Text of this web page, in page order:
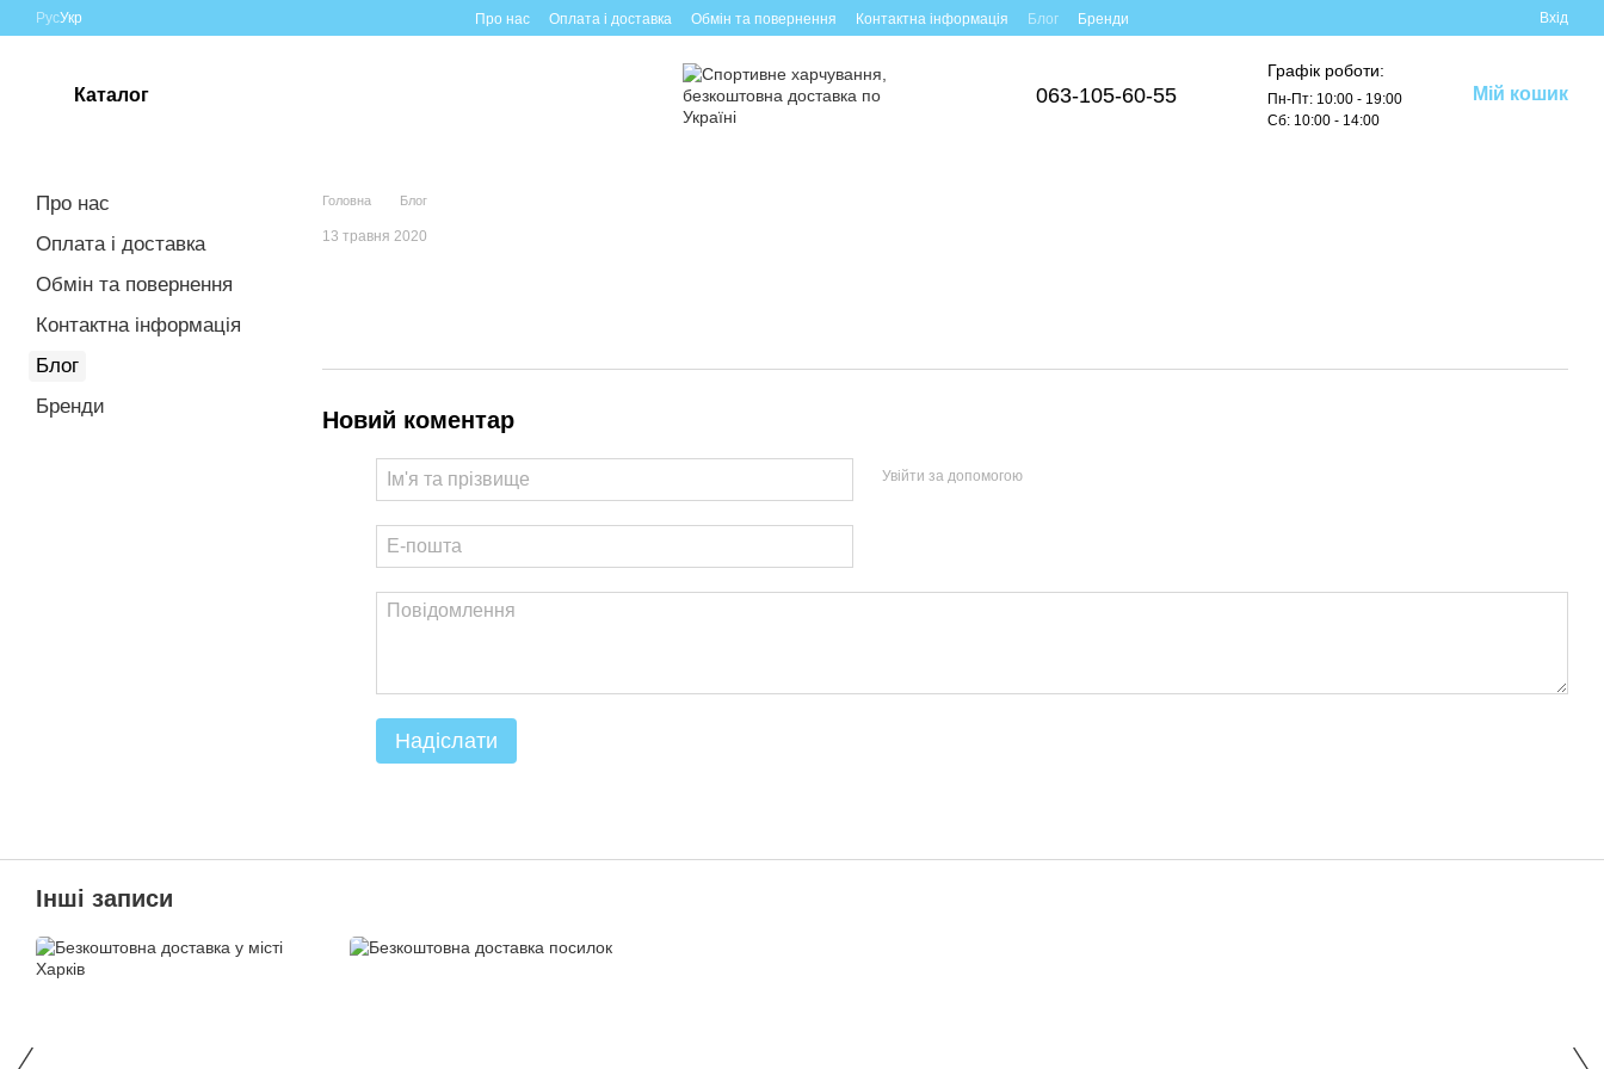
Перейти до основного контенту
РусУкр Про нас Оплата і доставка Обмін та повернення Контактна інформація Блог Бренди Вхід
Каталог 063-105-60-55
Графік роботи:
Пн-Пт: 10:00 - 19:00
Сб: 10:00 - 14:00
Мій кошик
Головна Блог
13 травня 2020
Новий коментар
Увійти за допомогою
Надіслати
Про нас
Оплата і доставка
Обмін та повернення
Контактна інформація
Блог
Бренди
Інші записи